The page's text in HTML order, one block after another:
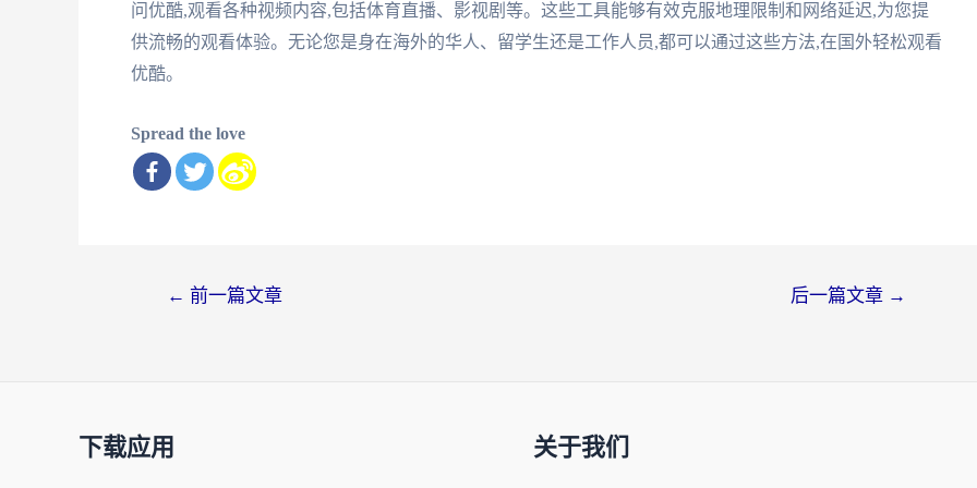
问优酷,观看各种视频内容,包括体育直播、影视剧等。这些工具能够有效克服地理限制和网络延迟,为您提
供流畅的观看体验。无论您是身在海外的华人、留学生还是工作人员,都可以通过这些方法,在国外轻松观看
优酷。
Spread the love
← 前一篇文章 后一篇文章 →
下载应用 关于我们